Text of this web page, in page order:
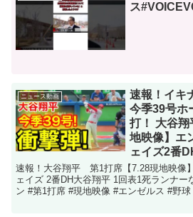
ス
ニュース動画
速報！イキ
今季39号ホ
打！ 大谷
地映像】エ
ェイズ2番
速報！大谷翔平 第1打席【7.28現地映像
ェイズ 2番DH大谷翔平 1回表1死ランナー
ン #第1打席 #現地映像 #エンゼルス #野球